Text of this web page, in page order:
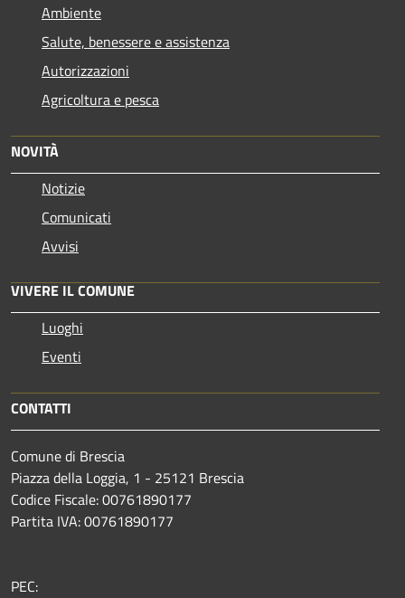
Ambiente
Salute, benessere e assistenza
Autorizzazioni
Agricoltura e pesca
NOVITÀ
Notizie
Comunicati
Avvisi
VIVERE IL COMUNE
Luoghi
Eventi
CONTATTI
Comune di Brescia
Piazza della Loggia, 1 - 25121 Brescia
Codice Fiscale: 00761890177
Partita IVA: 00761890177
PEC: